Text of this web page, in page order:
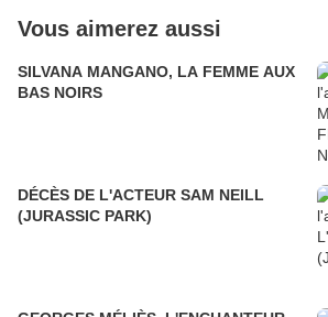
Vous aimerez aussi
SILVANA MANGANO, LA FEMME AUX
BAS NOIRS
DÉCÈS DE L'ACTEUR SAM NEILL
(JURASSIC PARK)